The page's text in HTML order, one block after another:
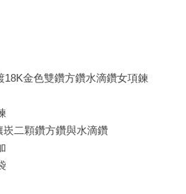
18K金色雙鑽方鑽水滴鑽女項鍊
二顆鑽方鑽與水滴鑽